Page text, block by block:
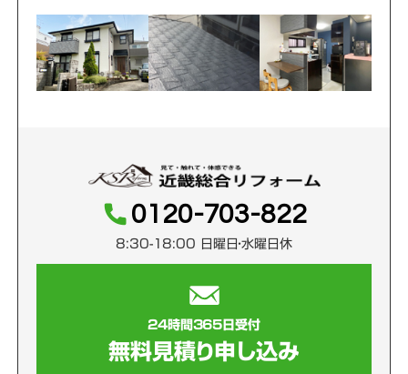
0120-703-822
8:30-18:00 日曜日・水曜日休
24時間365日受付
無料見積り申し込み